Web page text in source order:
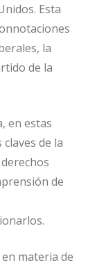
Esta
la
de la
en estas
de la
de
materia de